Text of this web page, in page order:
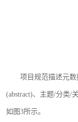
项目规范描述元
(abstract)、主题/分类/
如图3所示。